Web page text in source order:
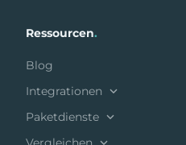
Ressourcen.
Blog
Integrationen
Paketdienste